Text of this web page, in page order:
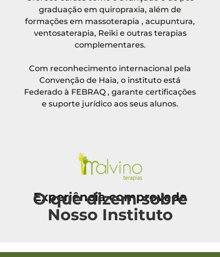
graduação em quiropraxia, além de
formações em massoterapia , acupuntura,
ventosaterapia, Reiki e outras terapias
complementares.
Com reconhecimento internacional pela
Convenção de Haia, o instituto está
Federado à FEBRAQ , garante certificações
e suporte jurídico aos seus alunos.
Experiência comprovada
O que dizem sobre
Nosso Instituto